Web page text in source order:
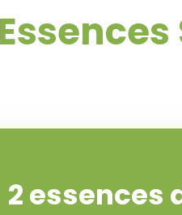
Essences
2 essences